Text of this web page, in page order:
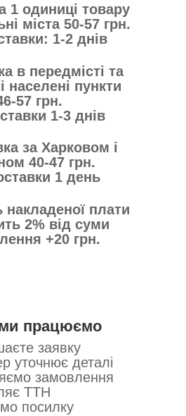
працюємо
заявку
уточнює деталі
замовлення
ТТН
посилку
1 одиниці товару
міста 50-57 грн.
1-2 днів
в передмісті та
населені пункти
57 грн.
1-3 днів
за Харковом і
40-47 грн.
1 день
накладеної плати
2% від суми
+20 грн.